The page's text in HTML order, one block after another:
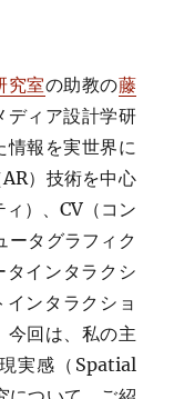
究室の助教の藤
ディア設計学研
情報を実世界に
）技術を中心
）、CV（コン
ータグラフィク
インタラクシ
ンタラクショ
今回は、私の主
実感（Spatial